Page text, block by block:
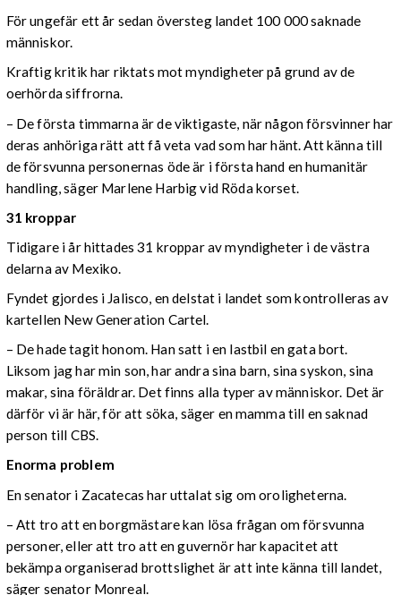
För ungefär ett år sedan översteg landet 100 000 saknade
människor.
Kraftig kritik har riktats mot myndigheter på grund av de
oerhörda siffrorna.
– De första timmarna är de viktigaste, när någon försvinner har
deras anhöriga rätt att få veta vad som har hänt. Att känna till
de försvunna personernas öde är i första hand en humanitär
handling, säger Marlene Harbig vid Röda korset.
31 kroppar
Tidigare i år hittades 31 kroppar av myndigheter i de västra
delarna av Mexiko.
Fyndet gjordes i Jalisco, en delstat i landet som kontrolleras av
kartellen New Generation Cartel.
– De hade tagit honom. Han satt i en lastbil en gata bort.
Liksom jag har min son, har andra sina barn, sina syskon, sina
makar, sina föräldrar. Det finns alla typer av människor. Det är
därför vi är här, för att söka, säger en mamma till en saknad
person till CBS.
Enorma problem
En senator i Zacatecas har uttalat sig om oroligheterna.
– Att tro att en borgmästare kan lösa frågan om försvunna
personer, eller att tro att en guvernör har kapacitet att
bekämpa organiserad brottslighet är att inte känna till landet,
säger senator Monreal.